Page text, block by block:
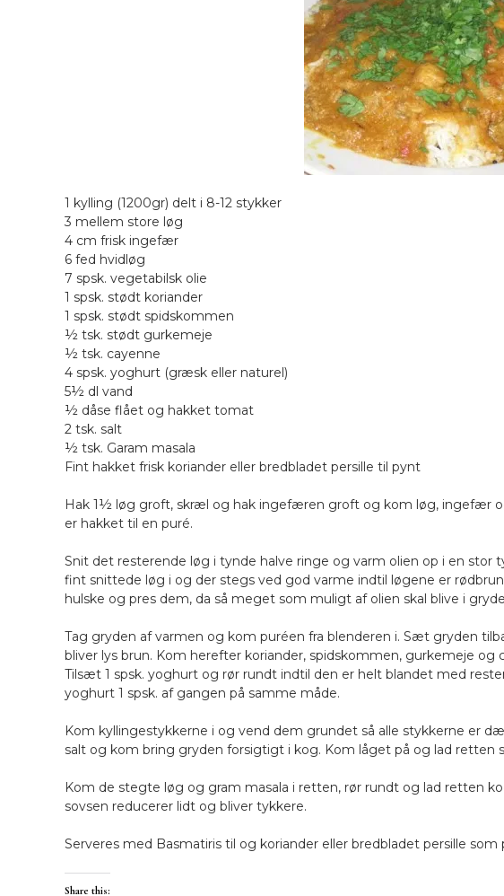
1 kylling (1200gr) delt i 8-12 stykker
3 mellem store løg
4 cm frisk ingefær
6 fed hvidløg
7 spsk. vegetabilsk olie
1 spsk. stødt koriander
1 spsk. stødt spidskommen
½ tsk. stødt gurkemeje
½ tsk. cayenne
4 spsk. yoghurt (græsk eller naturel)
5½ dl vand
½ dåse flået og hakket tomat
2 tsk. salt
½ tsk. Garam masala
Fint hakket frisk koriander eller bredbladet persille til pynt
Hak 1½ løg groft, skræl og hak ingefæren groft og kom løg, ingefær
er hakket til en puré.
Snit det resterende løg i tynde halve ringe og varm olien op i en
fint snittede løg i og der stegs ved god varme indtil løgene er
hulske og pres dem, da så meget som muligt af olien skal blive i
Tag gryden af varmen og kom puréen fra blenderen i. Sæt gryden
bliver lys brun. Kom herefter koriander, spidskommen, gurkemeje og
Tilsæt 1 spsk. yoghurt og rør rundt indtil den er helt blandet med
yoghurt 1 spsk. af gangen på samme måde.
Kom kyllingestykkerne i og vend dem grundet så alle stykkerne er
salt og kom bring gryden forsigtigt i kog. Kom låget på og lad retten
Kom de stegte løg og gram masala i retten, rør rundt og lad retten
sovsen reducerer lidt og bliver tykkere.
Serveres med Basmatiris til og koriander eller bredbladet persille som
Share this: